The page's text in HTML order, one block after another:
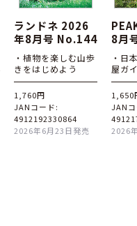
ランドネ 2026
年8月号 No.144
・植物を楽しむ山歩
きをはじめよう
1,760円
JANコード:
4912192330864
2026年6月23日発売
8月
・日
屋ガ
1,650
JAN
2026